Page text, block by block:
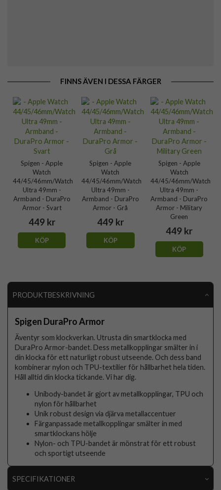
FINNS ÄVEN I DESSA FÄRGER
Spigen - Apple
Watch
44/45/46mm/Watch
Ultra 49mm -
Armband - DuraPro
Armor - Svart
449 kr
KÖP
Spigen - Apple
Watch
44/45/46mm/Watch
Ultra 49mm -
Armband - DuraPro
Armor - Grå
449 kr
KÖP
Spigen - Apple
Watch
44/45/46mm/Watch
Ultra 49mm -
Armband - DuraPro
Armor - Military
Green
449 kr
KÖP
PRODUKTBESKRIVNING
Spigen DuraPro Armor
Äventyr som klockverkan. Utrusta din smartklocka med
DuraPro Armor-bandet. Dess metallkopplingar smälter in i
din klocka för ett naturligt robust utseende. Och dess band
kombinerar nylon och TPU-textilier för hållbarhet hela tiden.
Håll alltid din klocka tickande. Vi har dig.
Unibody-bandet är gjort av metallkopplingar, TPU och
nylon för hållbarhet
Unik robust design via djärva metallaccentuer
Färganpassade metallkopplingar smälter in med
smartklockans hölje
Nylon- och TPU-bandet är mönstrat för ett robust
och sportigt utseende
SPECIFIKATIONER